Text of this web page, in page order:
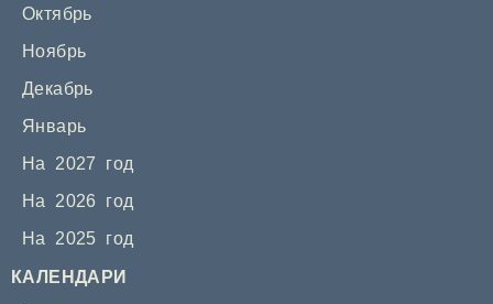
Октябрь
Ноябрь
Декабрь
Январь
На 2027 год
На 2026 год
На 2025 год
КАЛЕНДАРИ